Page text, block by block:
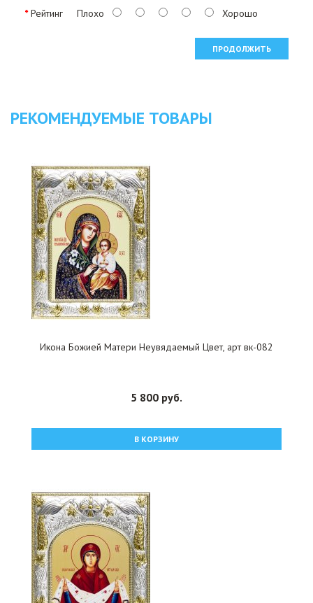
Рейтинг Плохо Хорошо
ПРОДОЛЖИТЬ
РЕКОМЕНДУЕМЫЕ ТОВАРЫ
Икона Божией Матери Неувядаемый Цвет, арт вк-082
5 800 руб.
В КОРЗИНУ